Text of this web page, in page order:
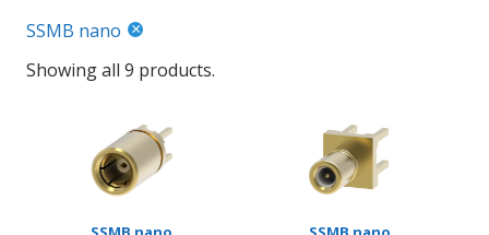
SSMB nano
Showing all 9 products.